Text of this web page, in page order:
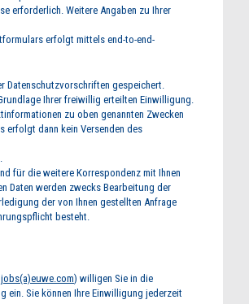
erforderlich. Weitere Angaben zu Ihrer
erfolgt mittels end-to-end-
Datenschutzvorschriften gespeichert.
Ihrer freiwillig erteilten Einwilligung.
zu oben genannten Zwecken
erfolgt dann kein Versenden des
für die weitere Korrespondenz mit Ihnen
Daten werden zwecks Bearbeitung der
der von Ihnen gestellten Anfrage
besteht.
jobs(a)euwe.com) willigen Sie in die
ein. Sie können Ihre Einwilligung jederzeit